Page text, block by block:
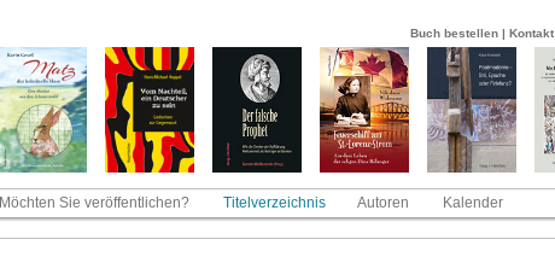
Buch bestellen | Kontakt
Möchten Sie veröffentlichen? Titelverzeichnis Autoren Kalender